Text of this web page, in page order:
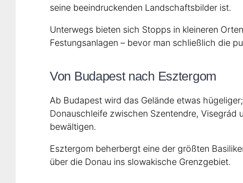
seine beeindruckenden Landschaftsbilder ist.
Unterwegs bieten sich Stopps in kleineren
Festungsanlagen – bevor man schließlich die
Von Budapest nach Esztergom
Ab Budapest wird das Gelände etwas
Donauschleife zwischen Szentendre, Visegrád
bewältigen.
Esztergom beherbergt eine der größten
über die Donau ins slowakische Grenzgebiet.